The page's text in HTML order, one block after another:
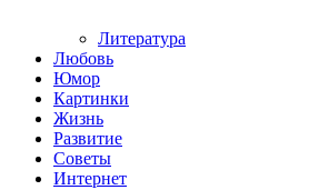
Литература
Любовь
Юмор
Картинки
Жизнь
Развитие
Советы
Интернет